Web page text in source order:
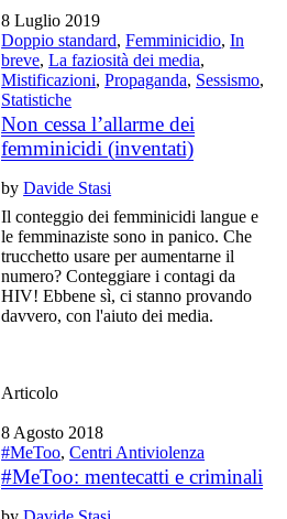
8 Luglio 2019
Doppio standard,Femminicidio,In
breve,La faziosità dei media,
Mistificazioni,Propaganda, Sessismo,
Statistiche
Non cessa l’allarme dei
femminicidi (inventati)
byDavide Stasi
Il conteggio dei femminicidi langue e
le femminaziste sono in panico. Che
trucchetto usare per aumentarne il
numero? Conteggiare i contagi da
HIV! Ebbene sì, ci stanno provando
davvero, con l'aiuto dei media.
Articolo
8 Agosto 2018
#MeToo,Centri Antiviolenza
#MeToo: mentecatti e criminali